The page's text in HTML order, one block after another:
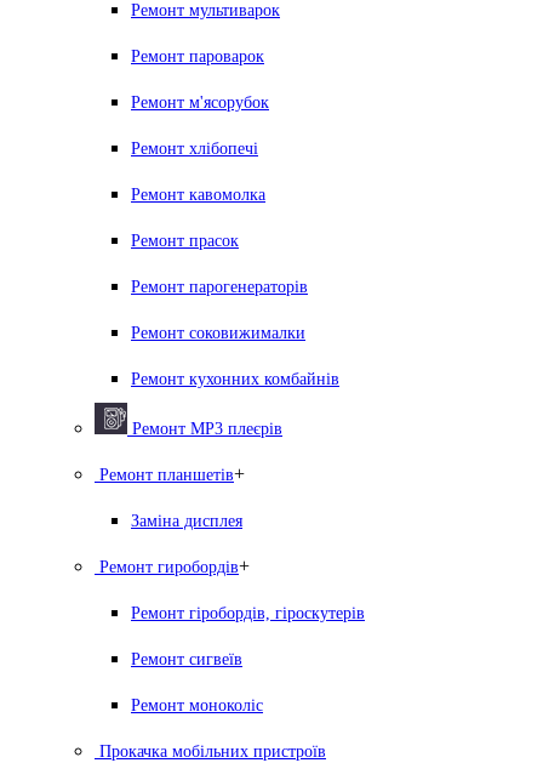
Ремонт мультиварок
Ремонт пароварок
Ремонт м'ясорубок
Ремонт хлiбопечi
Ремонт кавомолка
Ремонт прасок
Ремонт парогенераторiв
Ремонт соковижималки
Ремонт кухонних комбайнів
Ремонт MP3 плеєрів
Ремонт планшетів+
Заміна дисплея
Ремонт гиробордiв+
Ремонт гіробордів, гіроскутерів
Ремонт сигвеїв
Ремонт моноколіс
Прокачка мобільних пристроїв